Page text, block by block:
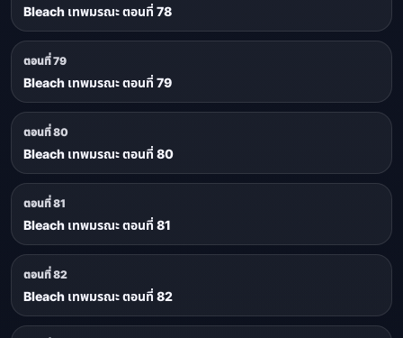
Bleach เทพมรณะ ตอนที่ 78
ตอนที่ 79
Bleach เทพมรณะ ตอนที่ 79
ตอนที่ 80
Bleach เทพมรณะ ตอนที่ 80
ตอนที่ 81
Bleach เทพมรณะ ตอนที่ 81
ตอนที่ 82
Bleach เทพมรณะ ตอนที่ 82